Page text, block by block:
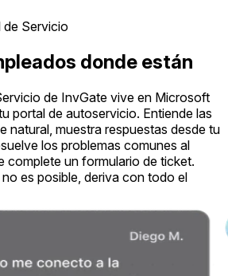
de Servicio
donde están
de InvGate vive en Microsoft
portal de autoservicio. Entiende las
natural, muestra respuestas desde tu
los problemas comunes al
complete un formulario de ticket.
es posible, deriva con todo el